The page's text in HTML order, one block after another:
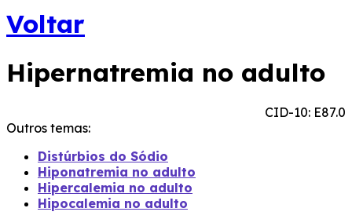
Voltar
Hipernatremia no adulto
CID-10: E87.0
Outros temas:
Distúrbios do Sódio
Hiponatremia no adulto
Hipercalemia no adulto
Hipocalemia no adulto